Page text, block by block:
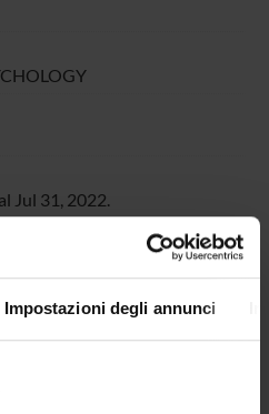
Impostazioni degli annunci
Jul 31, 2022.